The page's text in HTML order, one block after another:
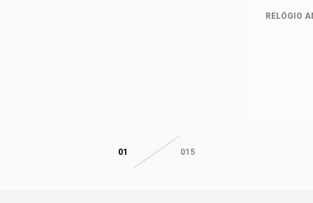
RELÓGIO
01 015